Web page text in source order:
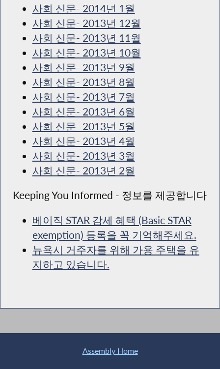
사회 신문- 2014년 1월
사회 신문- 2013년 12월
사회 신문- 2013년 11월
사회 신문- 2013년 10월
사회 신문- 2013년 9월
사회 신문- 2013년 8월
사회 신문- 2013년 7월
사회 신문- 2013년 6월
사회 신문- 2013년 5월
사회 신문- 2013년 4월
사회 신문- 2013년 3월
사회 신문- 2013년 2월
Keeping You Informed - 정보를 제공합니다
베이직 STAR 감세 혜택 (Basic STAR
exemption) 등록을 꼭 기억해주세요.
뉴욕시 거주자를 위해 가용 주택을 유
지하고 있습니다.
Assembly Home